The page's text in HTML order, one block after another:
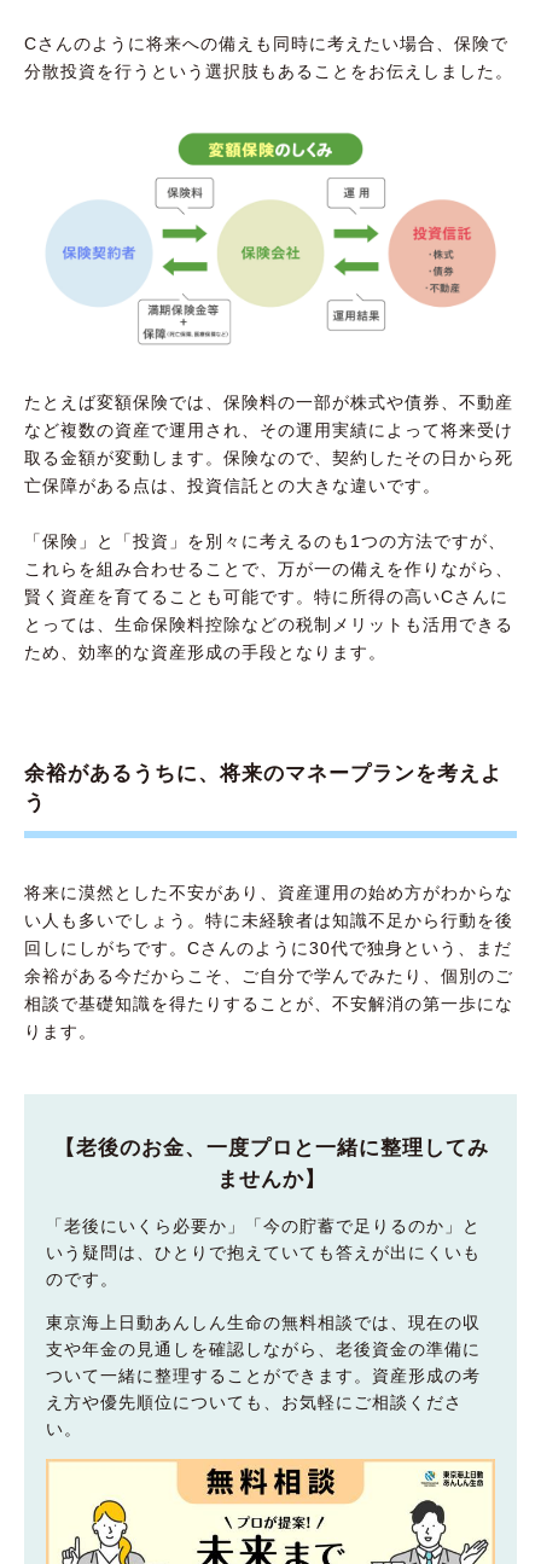
Cさんのように将来への備えも同時に考えたい場合、保険で
分散投資を行うという選択肢もあることをお伝えしました。
たとえば変額保険では、保険料の一部が株式や債券、不動産
など複数の資産で運用され、その運用実績によって将来受け
取る金額が変動します。保険なので、契約したその日から死
亡保障がある点は、投資信託との大きな違いです。
「保険」と「投資」を別々に考えるのも1つの方法ですが、
これらを組み合わせることで、万が一の備えを作りながら、
賢く資産を育てることも可能です。特に所得の高いCさんに
とっては、生命保険料控除などの税制メリットも活用できる
ため、効率的な資産形成の手段となります。
余裕があるうちに、将来のマネープランを考えよ
う
将来に漠然とした不安があり、資産運用の始め方がわからな
い人も多いでしょう。特に未経験者は知識不足から行動を後
回しにしがちです。Cさんのように30代で独身という、まだ
余裕がある今だからこそ、ご自分で学んでみたり、個別のご
相談で基礎知識を得たりすることが、不安解消の第一歩にな
ります。
【老後のお金、一度プロと一緒に整理してみ
ませんか】
「老後にいくら必要か」「今の貯蓄で足りるのか」と
いう疑問は、ひとりで抱えていても答えが出にくいも
のです。
東京海上日動あんしん生命の無料相談では、現在の収
支や年金の見通しを確認しながら、老後資金の準備に
ついて一緒に整理することができます。資産形成の考
え方や優先順位についても、お気軽にご相談くださ
い。